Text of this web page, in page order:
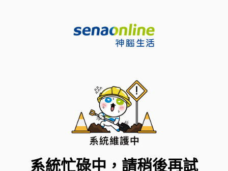
系統忙碌中，請稍後再試